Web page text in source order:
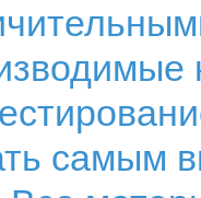
самым